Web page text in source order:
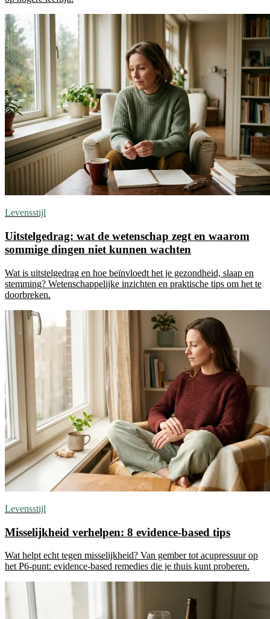
Levensstijl
Uitstelgedrag: wat de wetenschap zegt en waarom
sommige dingen niet kunnen wachten
Wat is uitstelgedrag en hoe beïnvloedt het je gezondheid, slaap en
stemming? Wetenschappelijke inzichten en praktische tips om het te
doorbreken.
Levensstijl
Misselijkheid verhelpen: 8 evidence-based tips
Wat helpt echt tegen misselijkheid? Van gember tot acupressuur op
het P6-punt: evidence-based remedies die je thuis kunt proberen.